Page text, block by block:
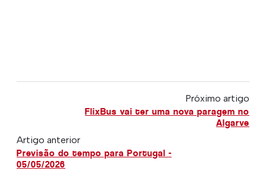
Próximo artigo
FlixBus vai ter uma nova paragem no
Algarve
Artigo anterior
Previsão do tempo para Portugal -
05/05/2026